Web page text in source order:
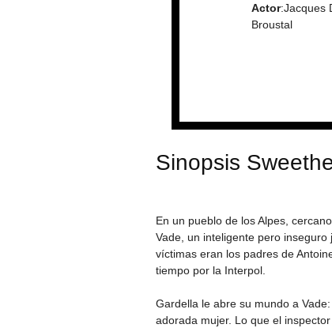
Actor:Jacques
Broustal
Sinopsis
En un pueblo de los Alpes,
Vade, un inteligente pero
víctimas eran los padres de
tiempo por la Interpol.
Gardella le abre su mundo a
adorada mujer. Lo que el